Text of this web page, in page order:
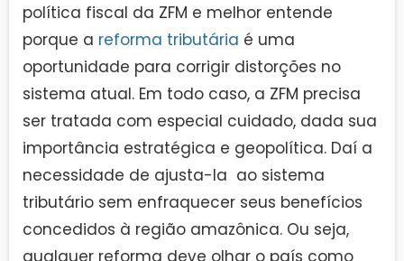
política fiscal da ZFM e melhor entende
porque a reforma tributária é uma
oportunidade para corrigir distorções no
sistema atual. Em todo caso, a ZFM precisa
ser tratada com especial cuidado, dada sua
importância estratégica e geopolítica. Daí a
necessidade de ajusta-la ao sistema
tributário sem enfraquecer seus benefícios
concedidos à região amazônica. Ou seja,
qualquer reforma deve olhar o país como